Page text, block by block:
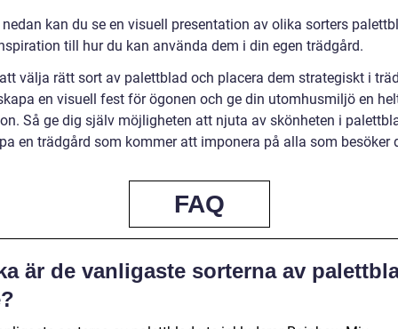
kan du se en visuell presentation av olika sorters
till hur du kan använda dem i din egen trädgård.
välja rätt sort av palettblad och placera dem strategiskt i
en visuell fest för ögonen och ge din utomhusmiljö en
Så ge dig själv möjligheten att njuta av skönheten i
en trädgård som kommer att imponera på alla som besöker
FAQ
är de vanligaste sorterna av